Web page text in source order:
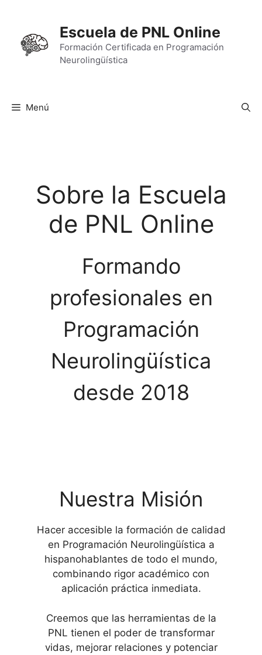
contenido
Escuela de PNL Online
Formación Certificada en Programación
Neurolingüística
Menú
Sobre la Escuela
de PNL Online
Formando
profesionales en
Programación
Neurolingüística
desde 2018
Nuestra Misión
Hacer accesible la formación de calidad
en Programación Neurolingüística a
hispanohablantes de todo el mundo,
combinando rigor académico con
aplicación práctica inmediata.
Creemos que las herramientas de la
PNL tienen el poder de transformar
vidas, mejorar relaciones y potenciar